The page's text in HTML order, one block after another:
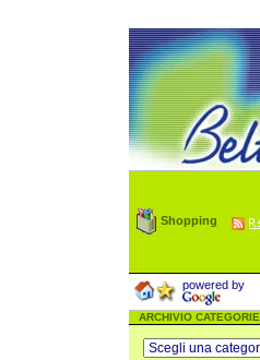
Shopping
powered by
ARCHIVIO CATEGORIE